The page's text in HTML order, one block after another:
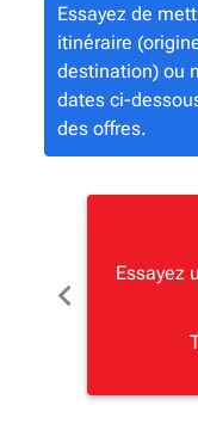
Essayez de
itinéraire
destination) ou
dates ci-
des offres.
chevron_left
Essayez